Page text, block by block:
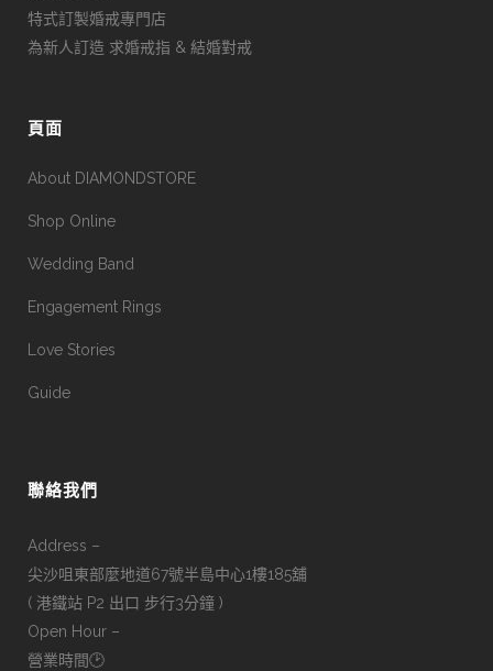
特式訂製婚戒專門店
為新人訂造 求婚戒指 & 結婚對戒
頁面
About DIAMONDSTORE
Shop Online
Wedding Band
Engagement Rings
Love Stories
Guide
聯絡我們
Address –
尖沙咀東部麼地道67號半島中心1樓185舖
( 港鐵站 P2 出口 步行3分鐘 )
Open Hour –
營業時間🕑